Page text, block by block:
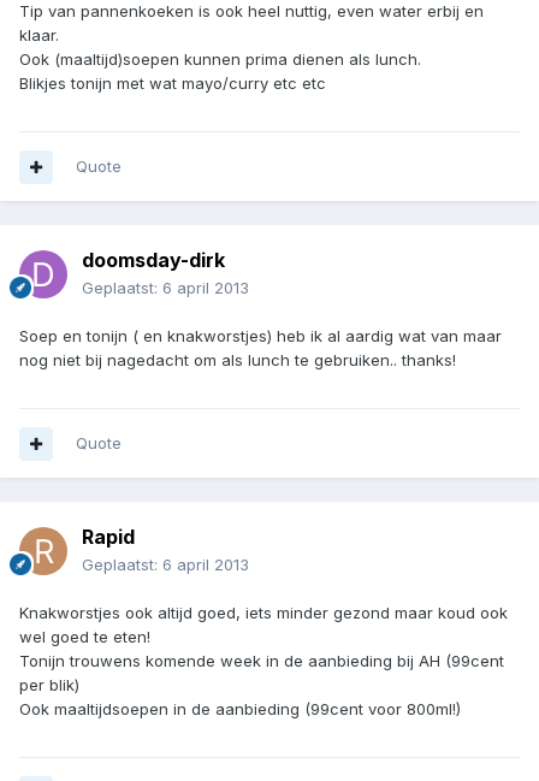
Tip van pannenkoeken is ook heel nuttig, even water erbij en
klaar.
Ook (maaltijd)soepen kunnen prima dienen als lunch.
Blikjes tonijn met wat mayo/curry etc etc
Quote
doomsday-dirk
Geplaatst: 6 april 2013
Soep en tonijn ( en knakworstjes) heb ik al aardig wat van maar
nog niet bij nagedacht om als lunch te gebruiken.. thanks!
Quote
Rapid
Geplaatst: 6 april 2013
Knakworstjes ook altijd goed, iets minder gezond maar koud ook
wel goed te eten!
Tonijn trouwens komende week in de aanbieding bij AH (99cent
per blik)
Ook maaltijdsoepen in de aanbieding (99cent voor 800ml!)